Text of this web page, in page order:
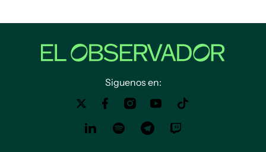
Siguenos en: